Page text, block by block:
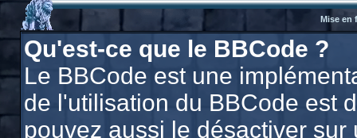
Mise en
Qu'est-ce que le BBCode ?
Le BBCode est une
de l'utilisation du BBCode est
pouvez aussi le désactiver